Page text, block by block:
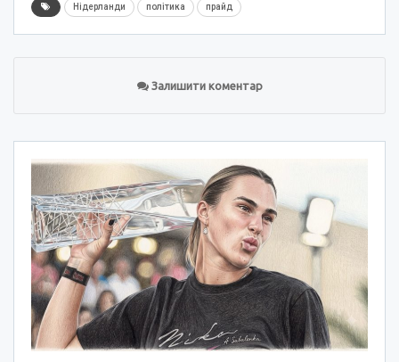
Нідерланди політика прайд
Залишити коментар